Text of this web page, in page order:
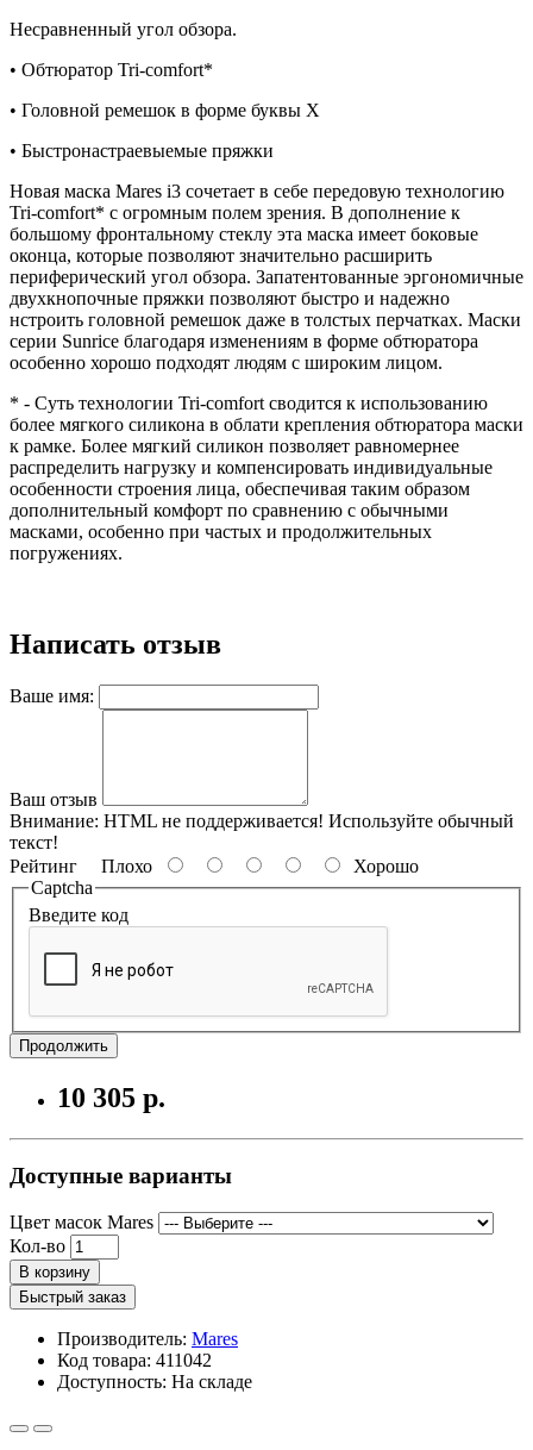
Несравненный угол обзора.
• Обтюратор Tri-comfort*
• Головной ремешок в форме буквы X
• Быстронастраевыемые пряжки
Новая маска Mares i3 сочетает в себе передовую технологию
Tri-comfort* с огромным полем зрения. В дополнение к
большому фронтальному стеклу эта маска имеет боковые
оконца, которые позволяют значительно расширить
периферический угол обзора. Запатентованные эргономичные
двухкнопочные пряжки позволяют быстро и надежно
нстроить головной ремешок даже в толстых перчатках. Маски
серии Sunrice благодаря изменениям в форме обтюратора
особенно хорошо подходят людям с широким лицом.
* - Суть технологии Tri-comfort сводится к использованию
более мягкого силикона в облати крепления обтюратора маски
к рамке. Более мягкий силикон позволяет равномернее
распределить нагрузку и компенсировать индивидуальные
особенности строения лица, обеспечивая таким образом
дополнительный комфорт по сравнению с обычными
масками, особенно при частых и продолжительных
погружениях.
Написать отзыв
Ваше имя:
Ваш отзыв
Внимание: HTML не поддерживается! Используйте обычный
текст!
Рейтинг Плохо
Хорошо
Captcha
Введите код
Продолжить
10 305 р.
Доступные варианты
Цвет масок Mares
Кол-во
В корзину
Быстрый заказ
Производитель: Mares
Код товара: 411042
Доступность: На складе